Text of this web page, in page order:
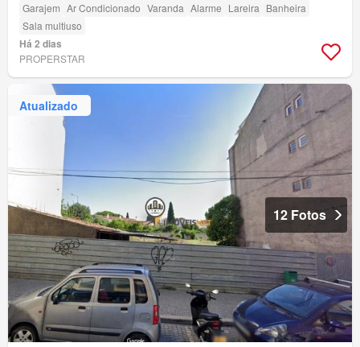
Garajem Ar Condicionado Varanda Alarme Lareira Banheira
Sala multiuso
Há 2 dias
PROPERSTAR
Atualizado
12 Fotos